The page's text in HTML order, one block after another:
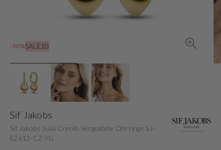
-30%SALE10
Galerieansicht
Sif Jakobs
Sif Jakobs Julia Creolo Vergoldete Ohrringe SJ-
E2612-CZ-YG